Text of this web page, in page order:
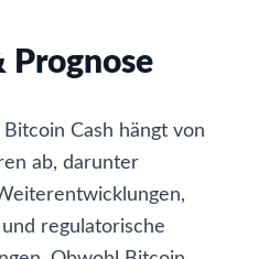
Prognose
Cash hängt von
ab, darunter
regulatorische